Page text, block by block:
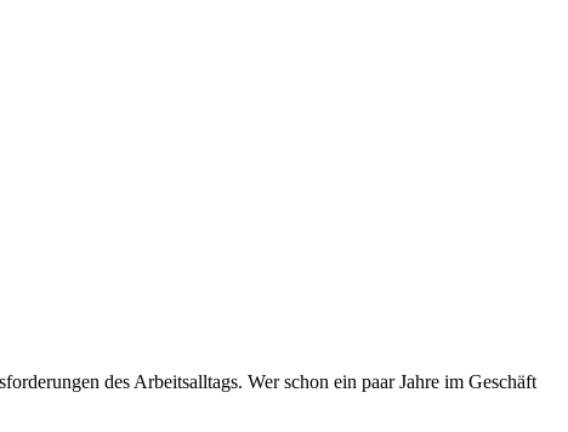
des Arbeitsalltags. Wer schon ein paar Jahre im Geschäft